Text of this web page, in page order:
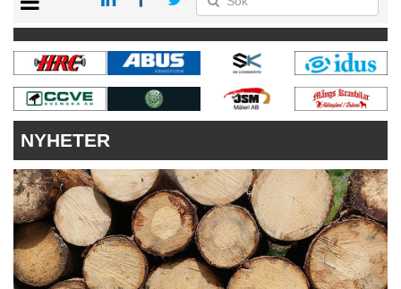
KONTAKT
VÅRA ANDRA MAGASIN
PRENUMERERA
ANNONSERA
NYHETER